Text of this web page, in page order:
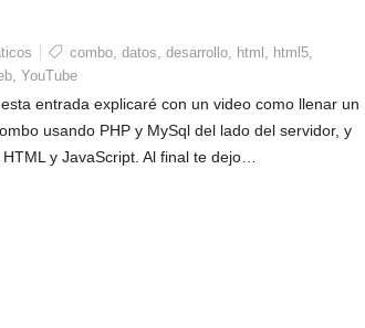
combo datos desarrollo html html5
YouTube
entrada explicaré con un video como llenar un
usando PHP y MySql del lado del servidor, y
y JavaScript. Al final te dejo…